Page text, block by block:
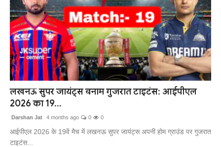
टेक अपडेट
खेल
हमारे बारे में
संपर्क करें
लखनऊ सुपर जायंट्स बनाम गुजरात टाइटंस: आईपीएल
2026 का 19...
Darshan Jat 4 months ago 0 0
आईपीएल 2026 के 19वें मैच में लखनऊ सुपर जायंट्स अपनी होम ग्राउंड पर गुजरात
टाइटंस...